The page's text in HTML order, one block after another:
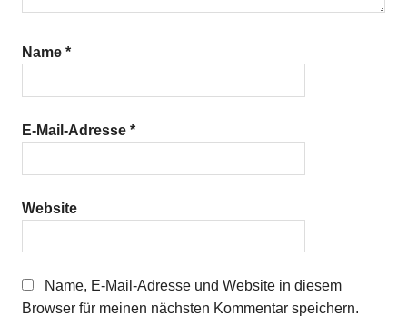
Name *
E-Mail-Adresse *
Website
Name, E-Mail-Adresse und Website in diesem
Browser für meinen nächsten Kommentar speichern.